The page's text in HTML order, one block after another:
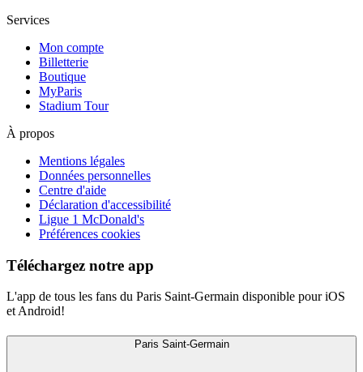
Services
Mon compte
Billetterie
Boutique
MyParis
Stadium Tour
À propos
Mentions légales
Données personnelles
Centre d'aide
Déclaration d'accessibilité
Ligue 1 McDonald's
Préférences cookies
Téléchargez notre app
L'app de tous les fans du Paris Saint-Germain disponible pour iOS
et Android!
Paris Saint-Germain